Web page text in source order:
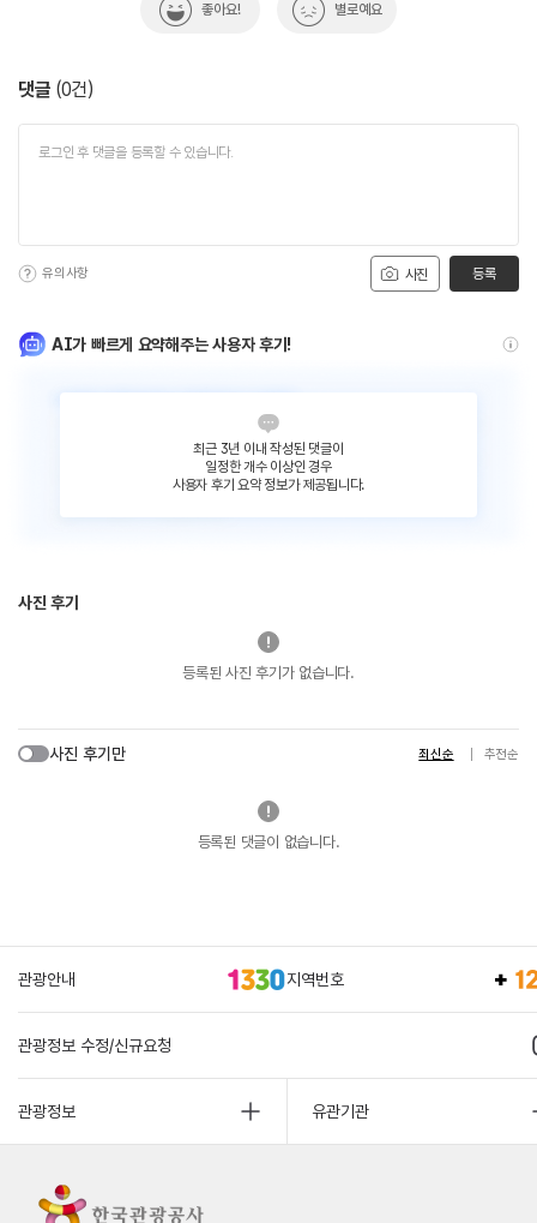
좋아요! 별로예요
댓글 (0건)
사진
유의사항 등록
AI가 빠르게 요약해주는 사용자 후기!
최근 3년 이내 작성된 댓글이
일정한 개수 이상인 경우
사용자 후기 요약 정보가 제공됩니다.
사진 후기
등록된 사진 후기가 없습니다.
사진 후기만 최신순 추천순
등록된 댓글이 없습니다.
관광안내 지역번호
관광정보 수정/신규요청
관광정보 유관기관